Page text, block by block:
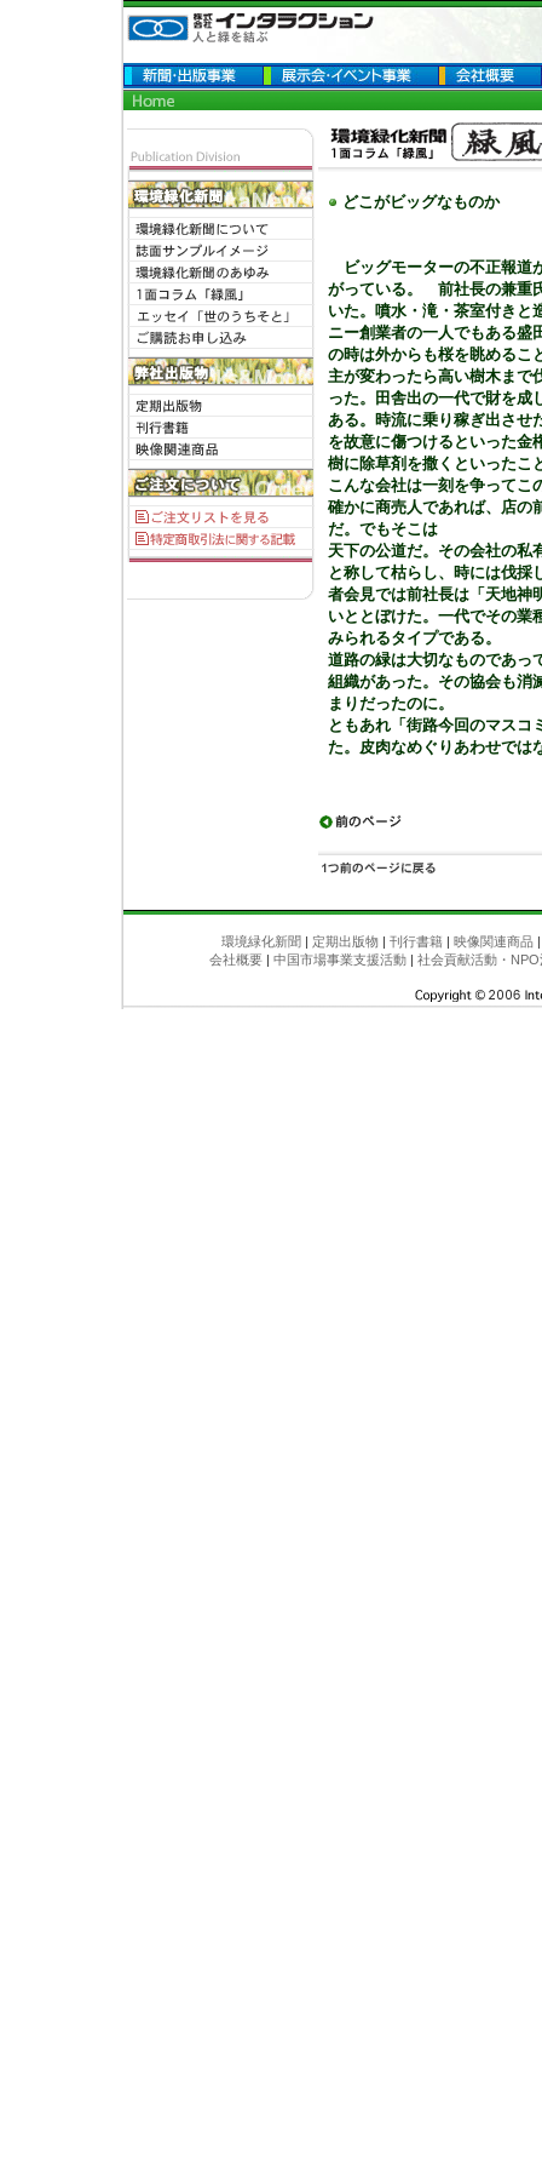
どこがビッグなものか
ビッグモーターの不正報道
がっている。 前社長の兼重
いた。噴水・滝・茶室付きと
ニー創業者の一人でもある盛
の時は外からも桜を眺めるこ
主が変わったら高い樹木まで
った。田舎出の一代で財を成
ある。時流に乗り稼ぎ出させ
を故意に傷つけるといった金
樹に除草剤を撒くといったこ
こんな会社は一刻を争ってこ
確かに商売人であれば、店の
だ。でもそこは
天下の公道だ。その会社の私
と称して枯らし、時には伐採
者会見では前社長は「天地神
いととぼけた。一代でその業
みられるタイプである。
道路の緑は大切なものであっ
組織があった。その協会も消
まりだったのに。
ともあれ「街路今回のマスコ
た。皮肉なめぐりあわせでは
環境緑化新聞 | 定期出版物| 刊行書籍| 映像関連商品
会社概要 | 中国市場事業支援活動 | 社会貢献活動・NPO